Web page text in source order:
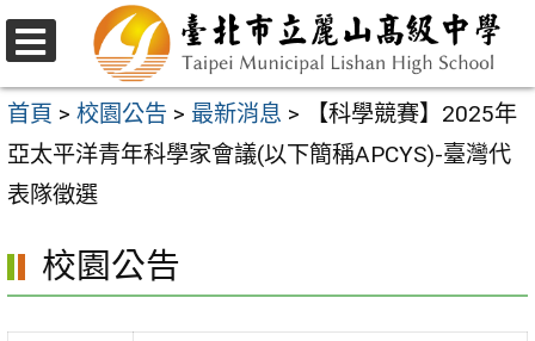
跳
至
主
要
內
區
選
單
首頁 > 校園公告 > 最新消息 >
【科學競賽】2025年
亞太平洋青年科學家會議(以下簡稱APCYS)-臺灣代
表隊徵選
校園公告